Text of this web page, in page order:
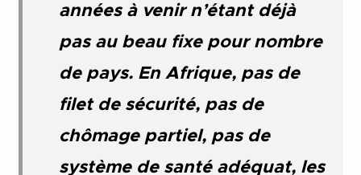
années à venir n’étant déjà
pas au beau fixe pour nombre
de pays. En Afrique, pas de
filet de sécurité, pas de
chômage partiel, pas de
système de santé adéquat, les